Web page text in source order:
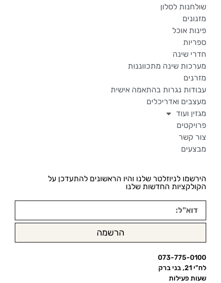
שולחנות לסלון
מזנונים
פינות אוכל
ספריות
חדרי שינה
מערכות שינה מתכווננות
מזרנים
עבודות נגרות בהתאמה אישית
מעצבים ואדריכלים
מגזין ועוד
פרויקטים
צור קשר
מבצעים
הירשמו לניוזלטר שלנו והיו הראשונים להתעדכן על
הקולקציות החדשות שלנו
הרשמה
073-775-0100
לח"י 21, בני ברק
שעות פעילות